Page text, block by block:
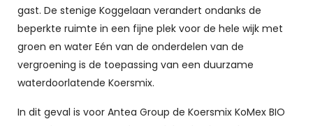
gast. De stenige Koggelaan verandert ondanks de
beperkte ruimte in een fijne plek voor de hele wijk met
groen en water Eén van de onderdelen van de
vergroening is de toepassing van een duurzame
waterdoorlatende Koersmix.
In dit geval is voor Antea Group de Koersmix KoMex BIO